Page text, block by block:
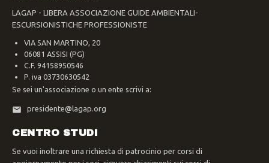
LAGAP - LIBERA ASSOCIAZIONE GUIDE AMBIENTALI-
ESCURSIONISTICHE PROFESSIONISTE
VIA SAN MARTINO, 20
06081 ASSISI (PG)
C.F. 94158950546
P. iva 03730630542
Se sei un'associazione o un ente scrivi a:
presidente@lagap.org
CENTRO STUDI
Se vuoi inoltrare una richiesta di patrocinio per corsi di